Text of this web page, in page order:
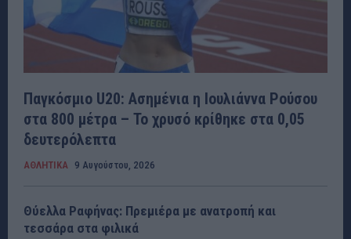
Παγκόσμιο U20: Ασημένια η Ιουλιάννα Ρούσου
στα 800 μέτρα – Το χρυσό κρίθηκε στα 0,05
δευτερόλεπτα
ΑΘΛΗΤΙΚΑ 9 Αυγούστου, 2026
Θύελλα Ραφήνας: Πρεμιέρα με ανατροπή και
τεσσάρα στα φιλικά